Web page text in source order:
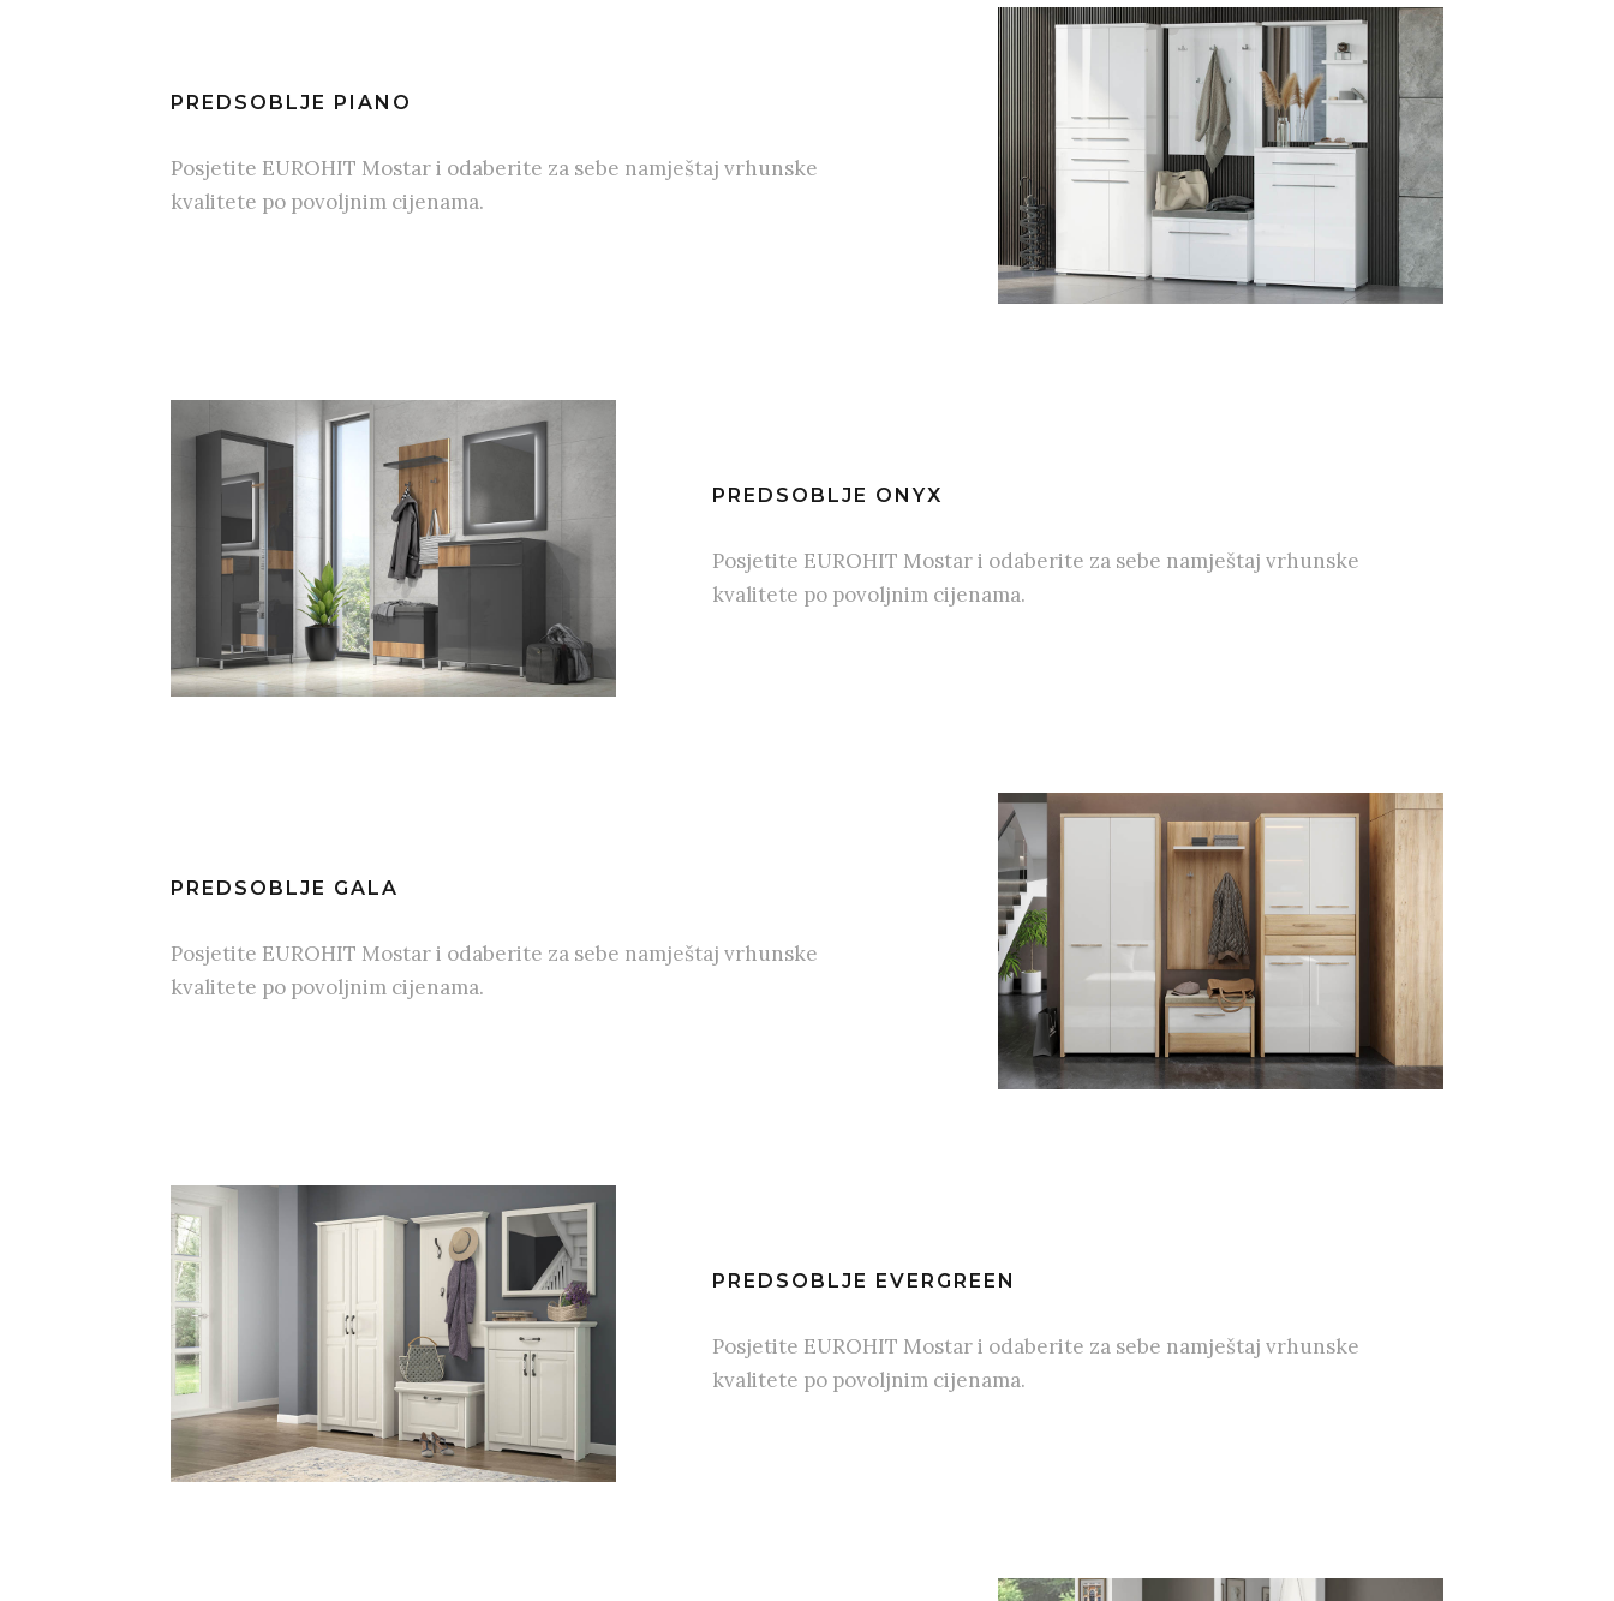
PREDSOBLJE PIANO
Posjetite EUROHIT Mostar i odaberite za sebe namještaj vrhunske
kvalitete po povoljnim cijenama.
PREDSOBLJE ONYX
Posjetite EUROHIT Mostar i odaberite za sebe namještaj vrhunske
kvalitete po povoljnim cijenama.
PREDSOBLJE GALA
Posjetite EUROHIT Mostar i odaberite za sebe namještaj vrhunske
kvalitete po povoljnim cijenama.
PREDSOBLJE EVERGREEN
Posjetite EUROHIT Mostar i odaberite za sebe namještaj vrhunske
kvalitete po povoljnim cijenama.